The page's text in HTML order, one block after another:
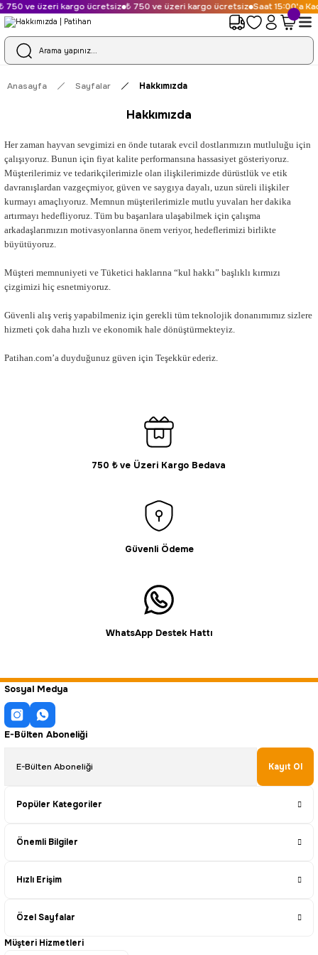
750 ve üzeri kargo ücretsiz ₺ 750 ve üzeri kargo ücretsiz Saat 15:00'a
Anasayfa Sayfalar Hakkımızda
Hakkımızda
Her zaman hayvan sevgimizi en önde tutarak evcil dostlarımızın mutluluğu için
çalışıyoruz. Bunun için fiyat kalite performansına hassasiyet gösteriyoruz.
Müşterilerimiz ve tedarikçilerimizle olan ilişkilerimizde dürüstlük ve etik
davranışlardan vazgeçmiyor, güven ve saygıya dayalı, uzun süreli ilişkiler
kurmayı amaçlıyoruz. Memnun müşterilerimizle mutlu yuvaları her dakika
artırmayı hedefliyoruz. Tüm bu başarılara ulaşabilmek için çalışma
arkadaşlarımızın motivasyonlarına önem veriyor, hedeflerimizi birlikte
büyütüyoruz.
Müşteri memnuniyeti ve Tüketici haklarına “kul hakkı” başlıklı kırmızı
çizgimizi hiç esnetmiyoruz.
Güvenli alış veriş yapabilmeniz için gerekli tüm teknolojik donanımımız sizlere
hizmeti çok daha hızlı ve ekonomik hale dönüştürmekteyiz.
Patihan.com’a duyduğunuz güven için Teşekkür ederiz.
750 ₺ ve Üzeri Kargo Bedava
Güvenli Ödeme
WhatsApp Destek Hattı
Sosyal Medya
E-Bülten Aboneliği
Kayıt Ol
Popüler Kategoriler
Önemli Bilgiler
Hızlı Erişim
Özel Sayfalar
Müşteri Hizmetleri